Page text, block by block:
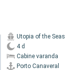
Utopia of the Seas
4 d
Cabine varanda
Porto Canaveral